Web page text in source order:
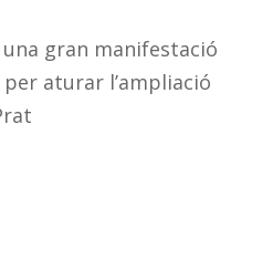
gran manifestació
aturar l’ampliació